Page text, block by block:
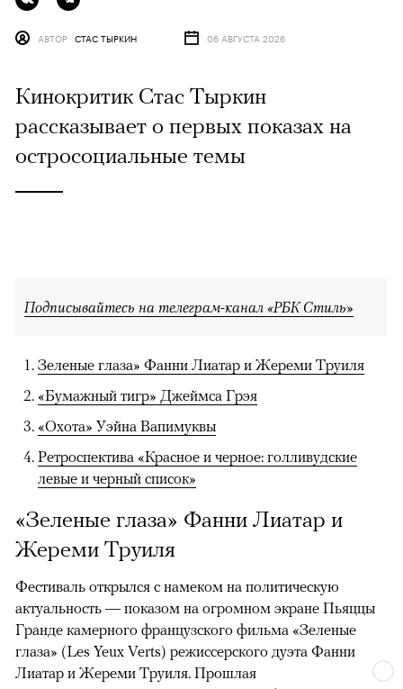
АВТОР СТАС ТЫРКИН 06 АВГУСТА 2026
Кинокритик Стас Тыркин
рассказывает о первых показах на
остросоциальные темы
Подписывайтесь на телеграм-канал «РБК Стиль»
Зеленые глаза» Фанни Лиатар и Жереми Труиля
«Бумажный тигр» Джеймса Грэя
«Охота» Уэйна Вапимуквы
Ретроспектива «Красное и черное: голливудские
левые и черный список»
«Зеленые глаза» Фанни Лиатар и
Жереми Труиля
Фестиваль открылся с намеком на политическую
актуальность — показом на огромном экране Пьяццы
Гранде камерного французского фильма «Зеленые
глаза» (Les Yeux Verts) режиссерского дуэта Фанни
Лиатар и Жереми Труиля. Прошлая